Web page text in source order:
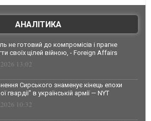
АНАЛІТИКА
не готовий до компромісів і прагне
своїх цілей війною, - Foreign Affairs
13:02
Сирського знаменує кінець епохи
гвардії" в українській армії — NYT
10:32